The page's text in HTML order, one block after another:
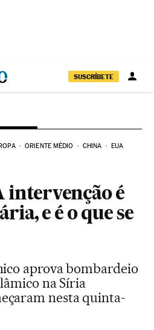
SUSCRÍBETE
ORIENTE MÉDIO CHINA EUA
intervenção é
e é o que se
aprova bombardeio
na Síria
nesta quinta-